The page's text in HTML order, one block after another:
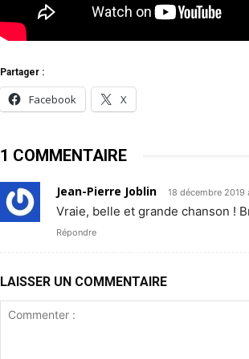
Partager :
Facebook X
1 COMMENTAIRE
Jean-Pierre Joblin 18 décembre 2019
Vraie, belle et grande chanson !
Répondre
LAISSER UN COMMENTAIRE